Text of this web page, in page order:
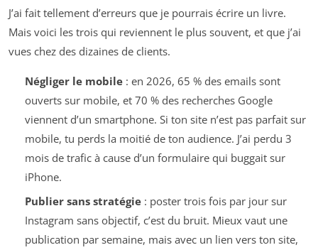
J’ai fait tellement d’erreurs que je pourrais écrire un livre.
Mais voici les trois qui reviennent le plus souvent, et que j’ai
vues chez des dizaines de clients.
Négliger le mobile: en 2026, 65 % des emails sont
ouverts sur mobile, et 70 % des recherches Google
viennent d’un smartphone. Si ton site n’est pas parfait sur
mobile, tu perds la moitié de ton audience. J’ai perdu 3
mois de trafic à cause d’un formulaire qui buggait sur
iPhone.
Publier sans stratégie: poster trois fois par jour sur
Instagram sans objectif, c’est du bruit. Mieux vaut une
publication par semaine, mais avec un lien vers ton site,